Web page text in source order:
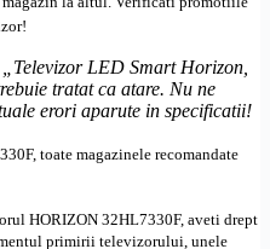
Televizor LED Smart Horizon,
tratat ca atare. Nu ne
erori aparute in specificatii!
toate magazinele recomandate
HORIZON 32HL7330F, aveti drept
primirii televizorului, unele